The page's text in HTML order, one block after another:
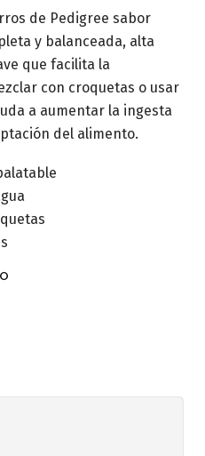
de Pedigree sabor
y balanceada, alta
que facilita la
con croquetas o usar
a aumentar la ingesta
del alimento.